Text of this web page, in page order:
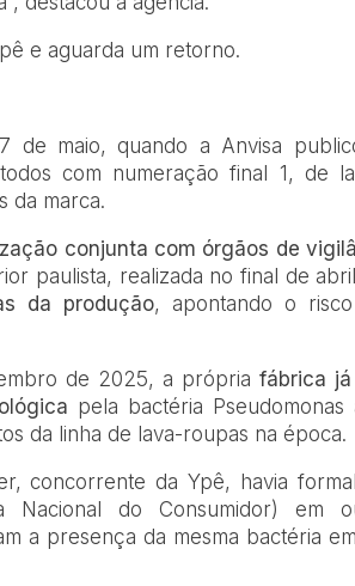
e aguarda um retorno.
maio, quando a Anvisa
com numeração final 1, de
da marca.
conjunta com órgãos de
paulista, realizada no final de
da produção, apontando o
de 2025, a própria fábrica
pela bactéria
da linha de lava-roupas na época.
concorrente da Ypê, havia
Nacional do Consumidor) em
a presença da mesma bactéria